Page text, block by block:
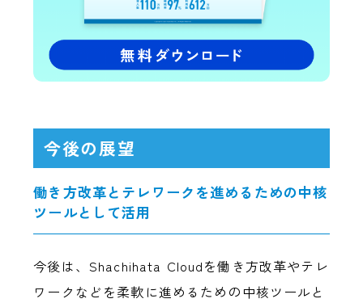
今後の展望
働き方改革とテレワークを進めるための中核
ツールとして活用
今後は、Shachihata Cloudを働き方改革やテレ
ワークなどを柔軟に進めるための中核ツールと